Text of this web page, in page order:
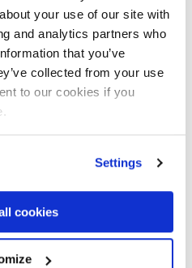
your use of our site with
and analytics partners who
that you’ve
collected from your use
to our cookies if you
Settings
cookies
et le savoir-faire
aura quelques ajustements
afin que chaque
100 % sur ses propres
FASSI – président de
est un gage de réussite
conserve son poste
Forez-Bennes et rejoint
du Groupe FASSI en
(administrateur